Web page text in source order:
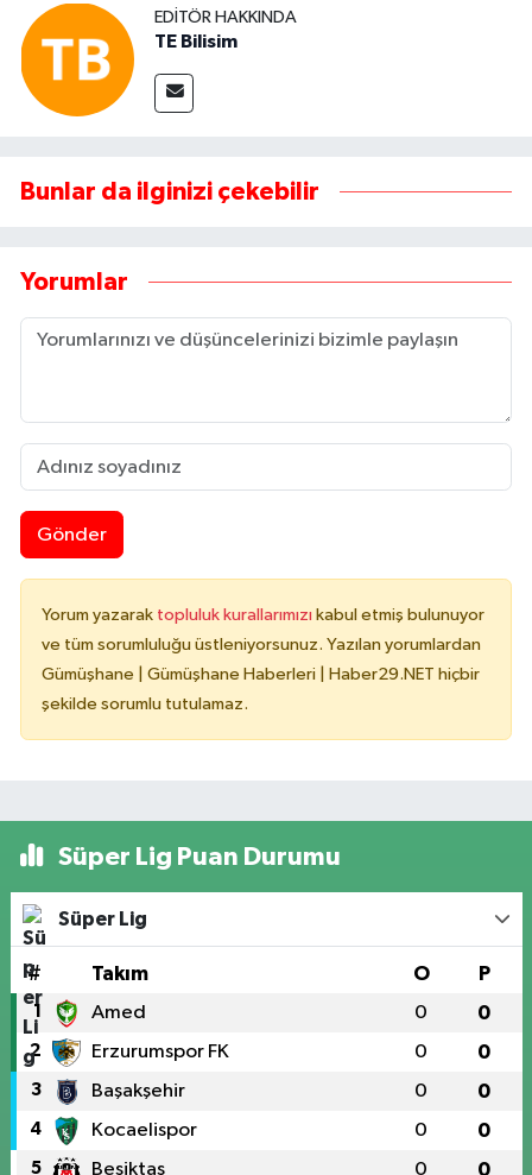
EDITÖR HAKKINDA
TE Bilisim
Bunlar da ilginizi çekebilir
Yorumlar
Gönder
Yorum yazarak topluluk kurallarımızı kabul etmiş bulunuyor
ve tüm sorumluluğu üstleniyorsunuz. Yazılan yorumlardan
Gümüşhane | Gümüşhane Haberleri | Haber29.NET hiçbir
şekilde sorumlu tutulamaz.
Süper Lig Puan Durumu
Süper Lig
# Takım O P
1 Amed 0 0
2 Erzurumspor FK 0 0
3 Başakşehir 0 0
4 Kocaelispor 0 0
5 Beşiktaş 0 0